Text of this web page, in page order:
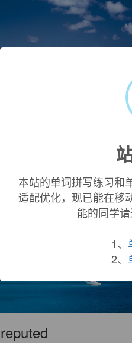
reputed
本站的单词拼写练习和
适配优化，现已能在移
能的同学请
1、
2、